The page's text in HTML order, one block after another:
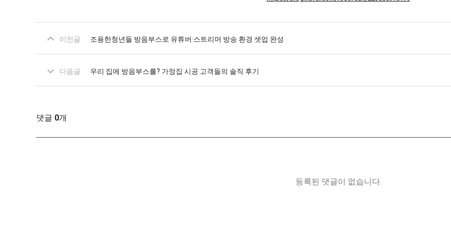
이전글 조용한청년들 방음부스로 유튜버·스트리머 방송 환경 셋업 완성
다음글 우리 집에 방음부스를? 가정집 시공 고객들의 솔직 후기
댓글 0개
등록된 댓글이 없습니다.